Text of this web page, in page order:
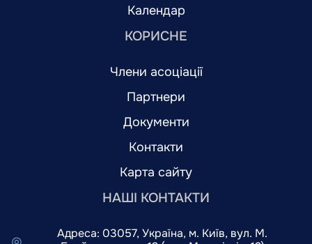
Календар
КОРИСНЕ
Члени асоціації
Партнери
Документи
Контакти
Карта сайту
НАШІ КОНТАКТИ
Адреса: 03057, Україна, м. Київ, вул. М.